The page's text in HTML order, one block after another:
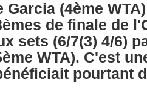
(4ème
de finale de
sets (6/7(3) 4/6)
WTA). C'est
pourtant